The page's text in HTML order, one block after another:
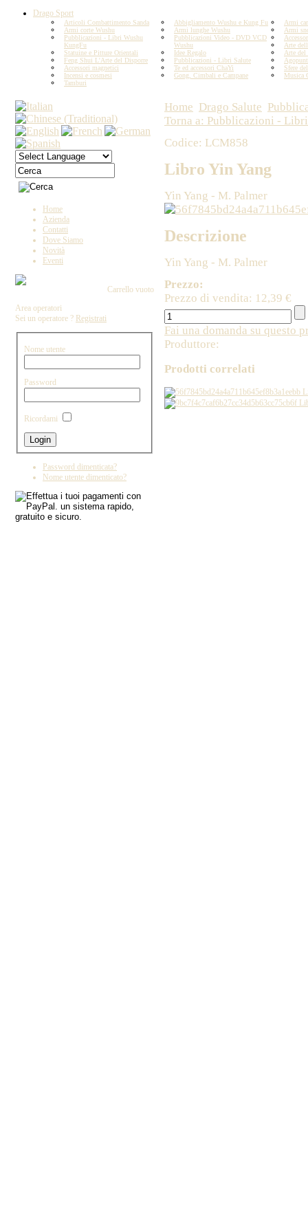
Drago Sport
Articoli Combattimento Sanda Abbigliamento Wushu e Kung Fu
Armi
Armi corte Wushu
Armi lunghe Wushu
Armi
Pubblicazioni - Libri Wushu
KungFu
Pubblicazioni Video - DVD VCD
Wushu
Arte
Statuine e Pitture Orientali
Idee Regalo
Arte del
Feng Shui L'Arte del Disporre
Pubblicazioni - Libri Salute
Accessori magnetici
Te ed accessori ChaYi
Sfere
Incensi e cosmesi
Gong, Cimbali e Campane
Musica
Tamburi
Home
Azienda
Contatti
Dove Siamo
Novità
Eventi
Carrello vuoto
Area operatori
Sei un operatore ? Registrati
Nome utente
Password
Ricordami
Password dimenticata?
Nome utente dimenticato?
Home Drago Salute
Torna a: Pubblicazioni -
Codice: LCM858
Libro Yin Yang
Yin Yang - M. Palmer
Descrizione
Yin Yang - M. Palmer
Prezzo:
Prezzo di vendita: 12,39 €
Fai una domanda su questo
Produttore:
Prodotti correlati